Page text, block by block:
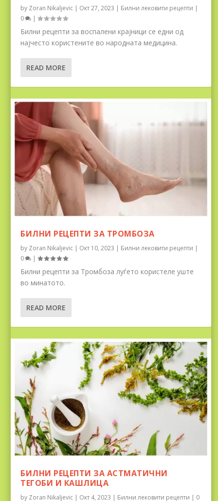
by Zoran Nikaljevic | Окт 27, 2023 | Билни лековити рецепти |
0
|
Билни рецепти за воспалени крајници се едни од
најчесто користените во народната медицина.
READ MORE
БИЛНИ РЕЦЕПТИ ЗА ТРОМБОЗА
by Zoran Nikaljevic | Окт 10, 2023 | Билни лековити рецепти |
0
|
Билни рецепти за Тромбоза луѓето користеле уште
во минатото.
READ MORE
БИЛНИ РЕЦЕПТИ ЗА АСТМАТИЧНИ
ТЕГОБИ И КАШЛИЦА
by Zoran Nikaljevic | Окт 4, 2023 | Билни лековити рецепти | 0